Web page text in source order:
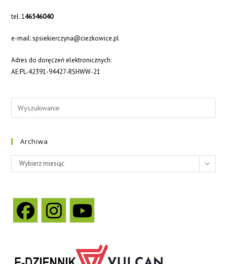
tel. 146546040
e-mail: spsiekierczyna@ciezkowice.pl
Adres do doręczeń elektronicznych:
AE:PL-42391-94427-RSHWW-21
Archiwa
Archiwa
Wybierz miesiąc